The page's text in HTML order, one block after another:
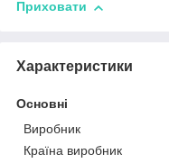
Приховати
Характеристики
Основні
Виробник
Країна виробник